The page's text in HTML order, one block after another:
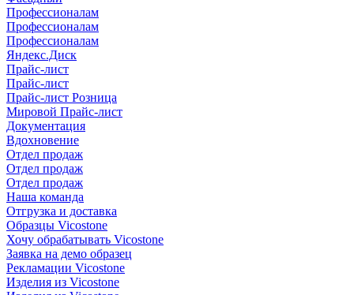
Профессионалам
Профессионалам
Профессионалам
Яндекс.Диск
Прайс-лист
Прайс-лист
Прайс-лист Розница
Мировой Прайс-лист
Документация
Вдохновение
Отдел продаж
Отдел продаж
Отдел продаж
Наша команда
Отгрузка и доставка
Образцы Vicostone
Хочу обрабатывать Vicostone
Заявка на демо образец
Рекламации Vicostone
Изделия из Vicostone